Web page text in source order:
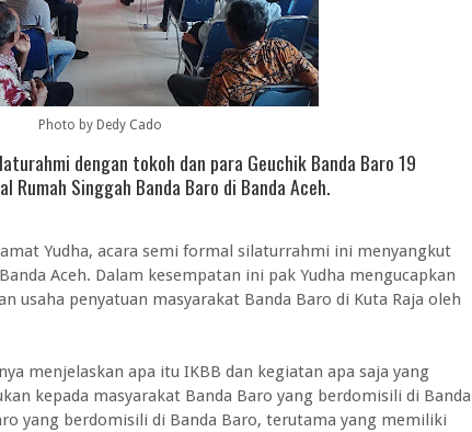
Photo by Dedy Cado
dengan tokoh dan para Geuchik Banda Baro 19
Rumah Singgah Banda Baro di Banda Aceh.
Yudha, acara semi formal silaturrahmi ini menyangkut
Aceh. Dalam kesempatan ini pak Yudha mengucapkan
usaha penyatuan masyarakat Banda Baro di Kuta Raja oleh
menjelaskan apa itu IKBB dan kegiatan apa saja yang
kepada masyarakat Banda Baro yang berdomisili di Banda
yang berdomisili di Banda Baro, terutama yang memiliki